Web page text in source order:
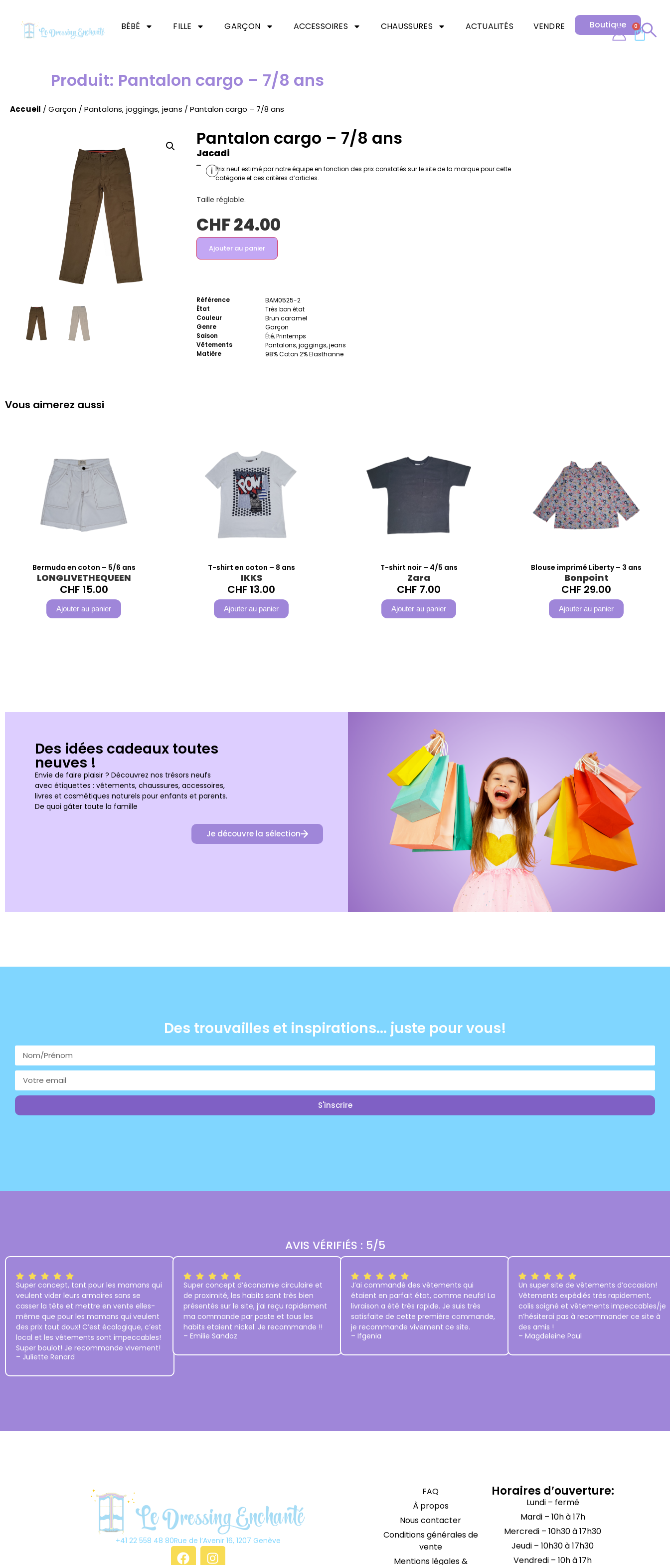
BÉBÉ FILLE GARÇON ACCESSOIRES CHAUSSURES ACTUALITÉS VENDRE Boutique 0
Produit: Pantalon cargo – 7/8 ans
Accueil /Garçon / Pantalons, joggings, jeans / Pantalon cargo – 7/8 ans
Pantalon cargo – 7/8 ans
Jacadi
-
Prix neuf estimé par notre équipe en fonction des prix constatés sur le site de la marque pour cette
catégorie et ces critères d’articles.
Taille réglable.
CHF24.00
Ajouter au panier
Référence
BAM0525-2
État
Très bon état
Couleur
Brun caramel
Genre
Garçon
Saison
Été, Printemps
Vêtements
Pantalons, joggings, jeans
Matière
98% Coton 2% Elasthanne
Vous aimerez aussi
Bermuda en coton – 5/6 ans
LONGLIVETHEQUEEN
CHF15.00
Ajouter au panier
T-shirt en coton – 8 ans
IKKS
CHF 13.00
Ajouter au panier
T-shirt noir – 4/5 ans
Zara
CHF 7.00
Ajouter au panier
Blouse imprimé Liberty – 3 ans
Bonpoint
CHF 29.00
Ajouter au panier
Des idées cadeaux toutes
neuves !
Envie de faire plaisir ? Découvrez nos trésors neufs
avec étiquettes : vêtements, chaussures, accessoires,
livres et cosmétiques naturels pour enfants et parents.
De quoi gâter toute la famille
Je découvre la sélection
Des trouvailles et inspirations... juste pour vous!
S'inscrire
AVIS VÉRIFIÉS : 5/5
Super concept, tant pour les mamans qui
veulent vider leurs armoires sans se
casser la tête et mettre en vente elles-
même que pour les mamans qui veulent
des prix tout doux! C’est écologique, c’est
local et les vêtements sont impeccables!
Super boulot! Je recommande vivement!
– Juliette Renard
Super concept d’économie circulaire et
de proximité, les habits sont très bien
présentés sur le site, j’ai reçu rapidement
ma commande par poste et tous les
habits etaient nickel. Je recommande !!
– Emilie Sandoz
J’ai commandé des vêtements qui
étaient en parfait état, comme neufs! La
livraison a été très rapide. Je suis très
satisfaite de cette première commande,
je recommande vivement ce site.
– Ifgenia
Un super site de vêtements d’occasion!
Vêtements expédiés très rapidement,
colis soigné et vêtements impeccables/je
n’hésiterai pas à recommander ce site à
des amis !
– Magdeleine Paul
+41 22 558 48 80Rue de l’Avenir 16, 1207 Genève
FAQ
À propos
Nous contacter
Conditions générales de
vente
Mentions légales &
Horaires d’ouverture:
Lundi – fermé
Mardi – 10h à 17h
Mercredi – 10h30 à 17h30
Jeudi – 10h30 à 17h30
Vendredi – 10h à 17h